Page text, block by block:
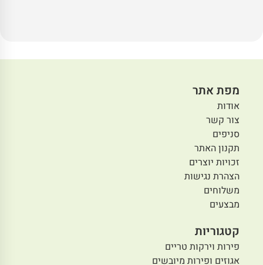
מפת אתר
אודות
צור קשר
סניפים
תקנון האתר
זכויות יוצרים
הצהרת נגישות
משלוחים
מבצעים
קטגוריות
פירות וירקות טריים
אגוזים ופירות מיובשים